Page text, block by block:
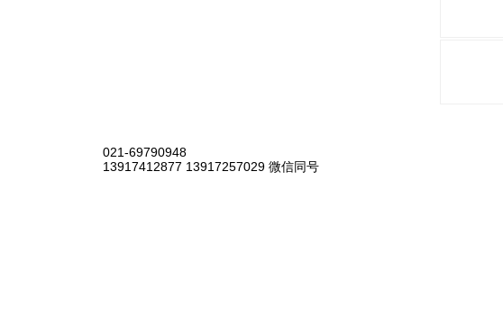
021-69790948
13917412877 13917257029 微信同号